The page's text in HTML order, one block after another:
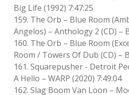
Big Life (1992) 7:47:25
159. The Orb – Blue Room
Angelos) – Anthology 2 (CD) –
160. The Orb – Blue Room
Room / Towers Of Dub (CD) –
161. Squarepusher ‎- Detroit
A Hello – WARP (2020) 7:49:04
162. Slag Boom Van Loon –